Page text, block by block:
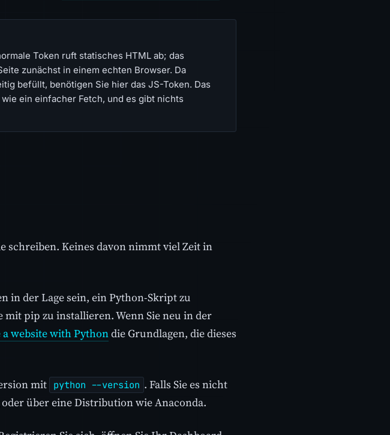
Token ruft statisches HTML ab; das
zunächst in einem echten Browser. Da
befüllt, benötigen Sie hier das JS-Token. Das
ein einfacher Fetch, und es gibt nichts
schreiben. Keines davon nimmt viel Zeit in
in der Lage sein, ein Python-Skript zu
pip zu installieren. Wenn Sie neu in der
a website with Pythondie Grundlagen, die dieses
mit python --version . Falls Sie es nicht
über eine Distribution wie Anaconda.